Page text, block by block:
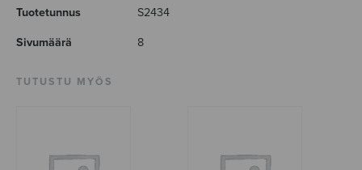
Tuotetunnus S2434
Sivumäärä 8
TUTUSTU MYÖS